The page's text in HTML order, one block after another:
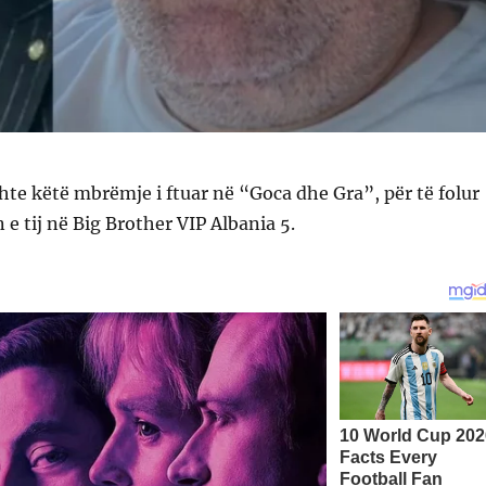
këtë mbrëmje i ftuar në “Goca dhe Gra”, për të folur
e tij në Big Brother VIP Albania 5.